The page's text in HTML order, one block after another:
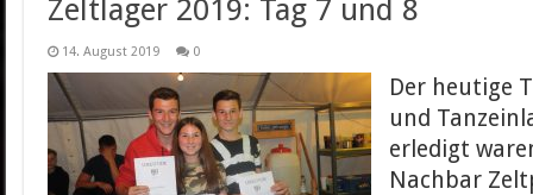
Zeltlager 2019: Tag 7 und 8
14. August 2019 0
Der heutige
und
erledigt
Nachbar